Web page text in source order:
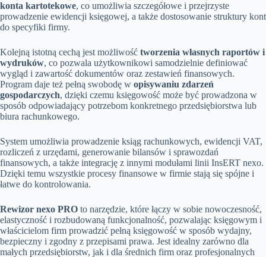
konta kartotekowe, co umożliwia szczegółowe i przejrzyste
prowadzenie ewidencji księgowej, a także dostosowanie struktury kont
do specyfiki firmy.
Kolejną istotną cechą jest możliwość tworzenia własnych raportów i
wydruków, co pozwala użytkownikowi samodzielnie definiować
wygląd i zawartość dokumentów oraz zestawień finansowych.
Program daje też pełną swobodę w opisywaniu zdarzeń
gospodarczych, dzięki czemu księgowość może być prowadzona w
sposób odpowiadający potrzebom konkretnego przedsiębiorstwa lub
biura rachunkowego.
System umożliwia prowadzenie ksiąg rachunkowych, ewidencji VAT,
rozliczeń z urzędami, generowanie bilansów i sprawozdań
finansowych, a także integrację z innymi modułami linii InsERT nexo.
Dzięki temu wszystkie procesy finansowe w firmie stają się spójne i
łatwe do kontrolowania.
Rewizor nexo PRO to narzędzie, które łączy w sobie nowoczesność,
elastyczność i rozbudowaną funkcjonalność, pozwalając księgowym i
właścicielom firm prowadzić pełną księgowość w sposób wydajny,
bezpieczny i zgodny z przepisami prawa. Jest idealny zarówno dla
małych przedsiębiorstw, jak i dla średnich firm oraz profesjonalnych